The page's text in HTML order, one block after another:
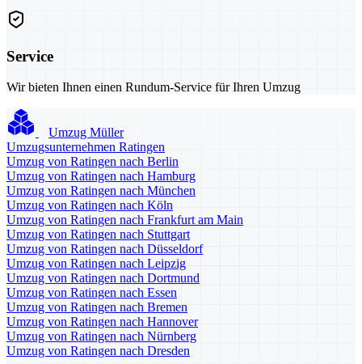
Service
Wir bieten Ihnen einen Rundum-Service für Ihren Umzug
Umzug Müller
Umzugsunternehmen Ratingen
Umzug von Ratingen nach Berlin
Umzug von Ratingen nach Hamburg
Umzug von Ratingen nach München
Umzug von Ratingen nach Köln
Umzug von Ratingen nach Frankfurt am Main
Umzug von Ratingen nach Stuttgart
Umzug von Ratingen nach Düsseldorf
Umzug von Ratingen nach Leipzig
Umzug von Ratingen nach Dortmund
Umzug von Ratingen nach Essen
Umzug von Ratingen nach Bremen
Umzug von Ratingen nach Hannover
Umzug von Ratingen nach Nürnberg
Umzug von Ratingen nach Dresden